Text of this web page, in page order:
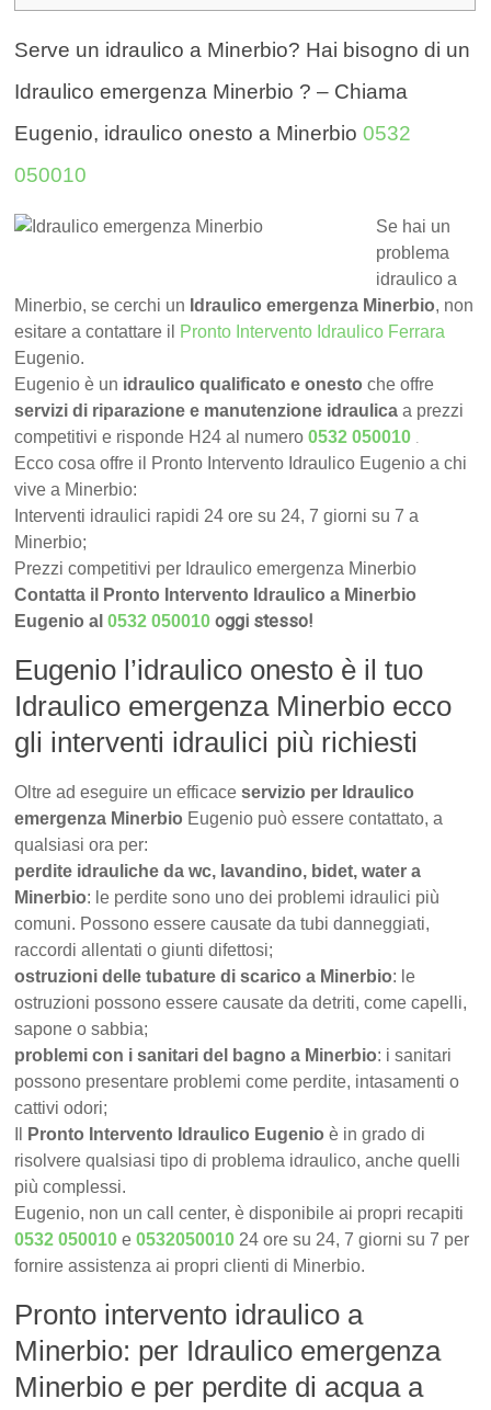
Serve un idraulico a Minerbio? Hai bisogno di un
Idraulico emergenza Minerbio ? – Chiama
Eugenio, idraulico onesto a Minerbio0532
050010
Se hai un
problema
idraulico a
Minerbio, se cerchi un Idraulico emergenza Minerbio, non
esitare a contattare il Pronto Intervento Idraulico Ferrara
Eugenio.
Eugenio è un idraulico qualificato e onesto che offre
servizi di riparazione e manutenzione idraulica a prezzi
competitivi e risponde H24 al numero0532 050010 .
Ecco cosa offre il Pronto Intervento Idraulico Eugenio a chi
vive a Minerbio:
Interventi idraulici rapidi 24 ore su 24, 7 giorni su 7 a
Minerbio;
Prezzi competitivi per Idraulico emergenza Minerbio
Contatta il Pronto Intervento Idraulico a Minerbio
Eugenio al0532 050010 oggi stesso!
Eugenio l’idraulico onesto è il tuo
Idraulico emergenza Minerbio ecco
gli interventi idraulici più richiesti
Oltre ad eseguire un efficaceservizio per Idraulico
emergenza Minerbio Eugenio può essere contattato, a
qualsiasi ora per:
perdite idrauliche da wc, lavandino, bidet, water a
Minerbio: le perdite sono uno dei problemi idraulici più
comuni. Possono essere causate da tubi danneggiati,
raccordi allentati o giunti difettosi;
ostruzioni delle tubature di scarico a Minerbio: le
ostruzioni possono essere causate da detriti, come capelli,
sapone o sabbia;
problemi con i sanitari del bagno a Minerbio: i sanitari
possono presentare problemi come perdite, intasamenti o
cattivi odori;
Pronto Intervento Idraulico Eugenio è in grado di
risolvere qualsiasi tipo di problema idraulico, anche quelli
più complessi.
Eugenio, non un call center, è disponibile ai propri recapiti
0532 050010 e0532050010 24 ore su 24, 7 giorni su 7 per
fornire assistenza ai propri clienti di Minerbio.
Pronto intervento idraulico a
Minerbio: per Idraulico emergenza
Minerbio e per perdite di acqua a